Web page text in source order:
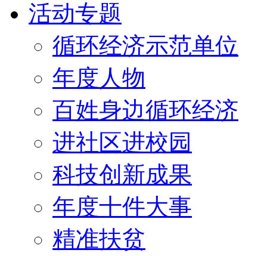
活动专题
循环经济示范单位
年度人物
百姓身边循环经济
进社区进校园
科技创新成果
年度十件大事
精准扶贫